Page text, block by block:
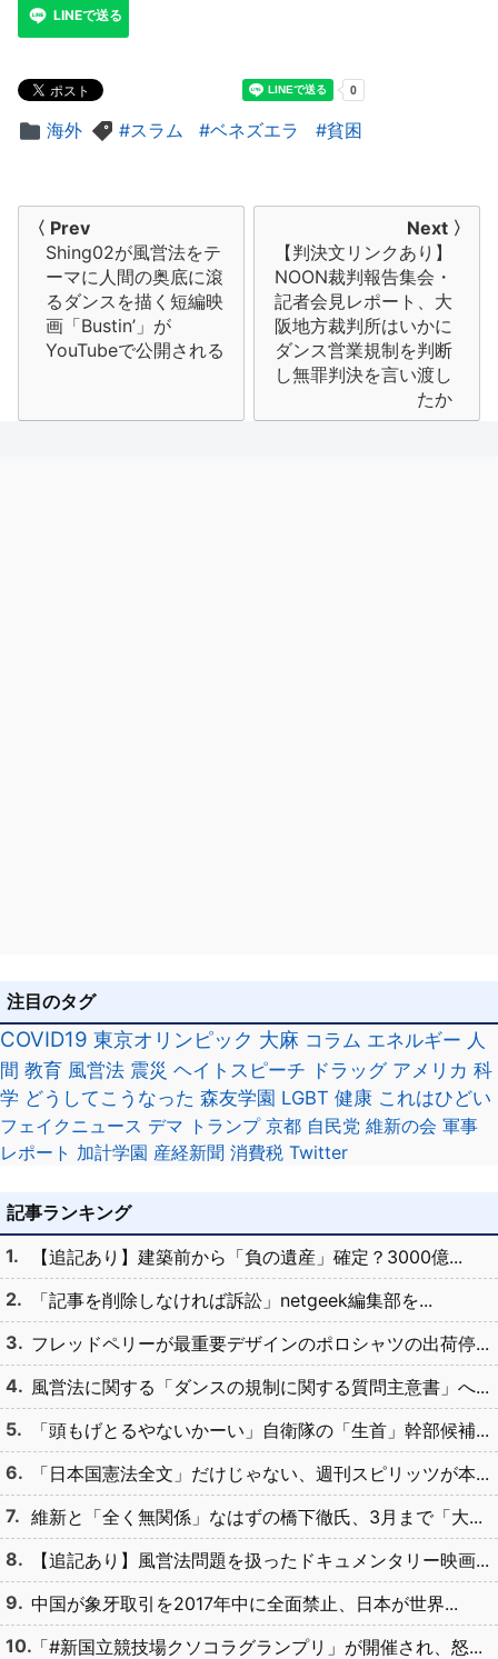
LINEで送る
海外 スラム ベネズエラ 貧困
ー
〈 Prev
Shing02が風営法をテ
ーマに人間の奥底に滾
るダンスを描く短編映
画「Bustin’」が
YouTubeで公開される
Next 〉
【判決文リンクあり】
NOON裁判報告集会・
記者会見レポート、大
阪地方裁判所はいかに
ダンス営業規制を判断
し無罪判決を言い渡し
たか
注目のタグ
COVID19 東京オリンピック 大麻 コラム エネルギー 人
間 教育 風営法 震災 ヘイトスピーチ ドラッグ アメリカ 科
学 どうしてこうなった 森友学園 LGBT 健康 これはひどい
フェイクニュース デマ トランプ 京都 自民党 維新の会 軍事
レポート 加計学園 産経新聞 消費税 Twitter
記事ランキング
【追記あり】建築前から「負の遺産」確定？3000億...
「記事を削除しなければ訴訟」netgeek編集部を...
フレッドペリーが最重要デザインのポロシャツの出荷停...
風営法に関する「ダンスの規制に関する質問主意書」へ...
「頭もげとるやないかーい」自衛隊の「生首」幹部候補...
「日本国憲法全文」だけじゃない、週刊スピリッツが本...
維新と「全く無関係」なはずの橋下徹氏、3月まで「大...
【追記あり】風営法問題を扱ったドキュメンタリー映画...
中国が象牙取引を2017年中に全面禁止、日本が世界...
「#新国立競技場クソコラグランプリ」が開催され、怒...